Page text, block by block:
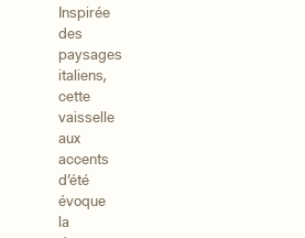
Inspirée
des
paysages
italiens,
cette
vaisselle
aux
accents
d’été
évoque
la